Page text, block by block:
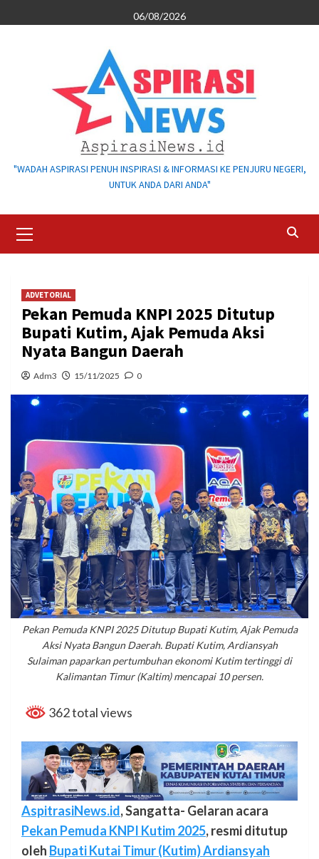
to
06/08/2026
"WADAH ASPIRASI PENUH INSPIRASI & INFORMASI KE PENJURU NEGERI,
UNTUK ANDA DARI ANDA"
Menu
ADVETORIAL
Pekan Pemuda KNPI 2025 Ditutup
Bupati Kutim, Ajak Pemuda Aksi
Nyata Bangun Daerah
Adm3 15/11/2025 0
Pekan Pemuda KNPI 2025 Ditutup Bupati Kutim, Ajak Pemuda
Aksi Nyata Bangun Daerah. Bupati Kutim, Ardiansyah
Sulaiman paparkan pertumbuhan ekonomi Kutim tertinggi di
Kalimantan Timur (Kaltim) mencapai 10 persen.
362 total views
AspitrasiNews.id, Sangatta- Gelaran acara
Pekan Pemuda KNPI Kutim 2025, resmi ditutup
oleh Bupati Kutai Timur (Kutim) Ardiansyah